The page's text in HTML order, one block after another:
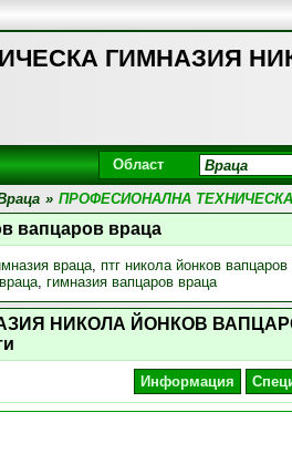
ГИМНАЗИЯ
Област
» ПРОФЕСИОНАЛНА
вапцаров враца
враца, птг никола йонков вапцаров
, гимназия вапцаров враца
НИКОЛА ЙОНКОВ
Информация